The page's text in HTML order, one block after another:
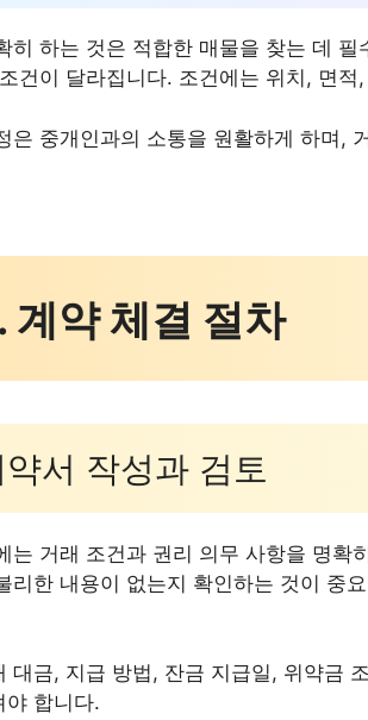
히 하는 것은 적합한 매물을 찾는 데
건이 달라집니다. 조건에는 위치, 면
은 중개인과의 소통을 원활하게 하며,
약 체결 절차
서 작성과 검토
는 거래 조건과 권리 의무 사항을 명확
리한 내용이 없는지 확인하는 것이 중
대금, 지급 방법, 잔금 지급일, 위약금
야 합니다.